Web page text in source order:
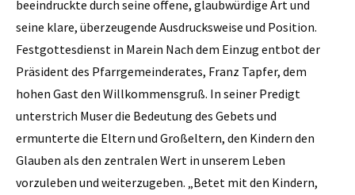
beeindruckte durch seine offene, glaubwürdige Art und
seine klare, überzeugende Ausdrucksweise und Position.
Festgottesdienst in Marein Nach dem Einzug entbot der
Präsident des Pfarrgemeinderates, Franz Tapfer, dem
hohen Gast den Willkommensgruß. In seiner Predigt
unterstrich Muser die Bedeutung des Gebets und
ermunterte die Eltern und Großeltern, den Kindern den
Glauben als den zentralen Wert in unserem Leben
vorzuleben und weiterzugeben. „Betet mit den Kindern,